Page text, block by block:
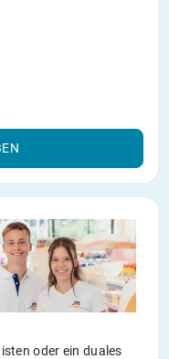
oder ein duales